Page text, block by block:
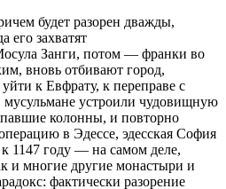
будет разорен дважды,
его захватят
Занги, потом — франки во
вновь отбивают город,
к Евфрату, к переправе с
мусульмане устроили чудовищную
колонны, и повторно
в Эдессе, эдесская София
1147 году — на самом деле,
и многие другие монастыри и
фактически разорение